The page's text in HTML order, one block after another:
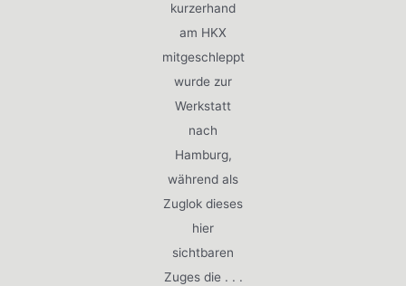
kurzerhand
am HKX
mitgeschleppt
wurde zur
Werkstatt
nach
Hamburg,
während als
Zuglok dieses
hier
sichtbaren
Zuges die . . .